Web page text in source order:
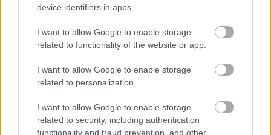
device identifiers in apps.
I want to allow Google to enable storage
related to functionality of the website or app.
I want to allow Google to enable storage
related to personalization.
I want to allow Google to enable storage
related to security, including authentication
functionality and fraud prevention, and other
Εκδήλωση
ενδιαφέροντος